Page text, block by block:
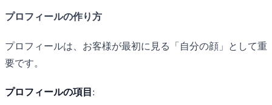
プロフィールの作り方
プロフィールは、お客様が最初に見る「自分の顔」として重
要です。
プロフィールの項目 :